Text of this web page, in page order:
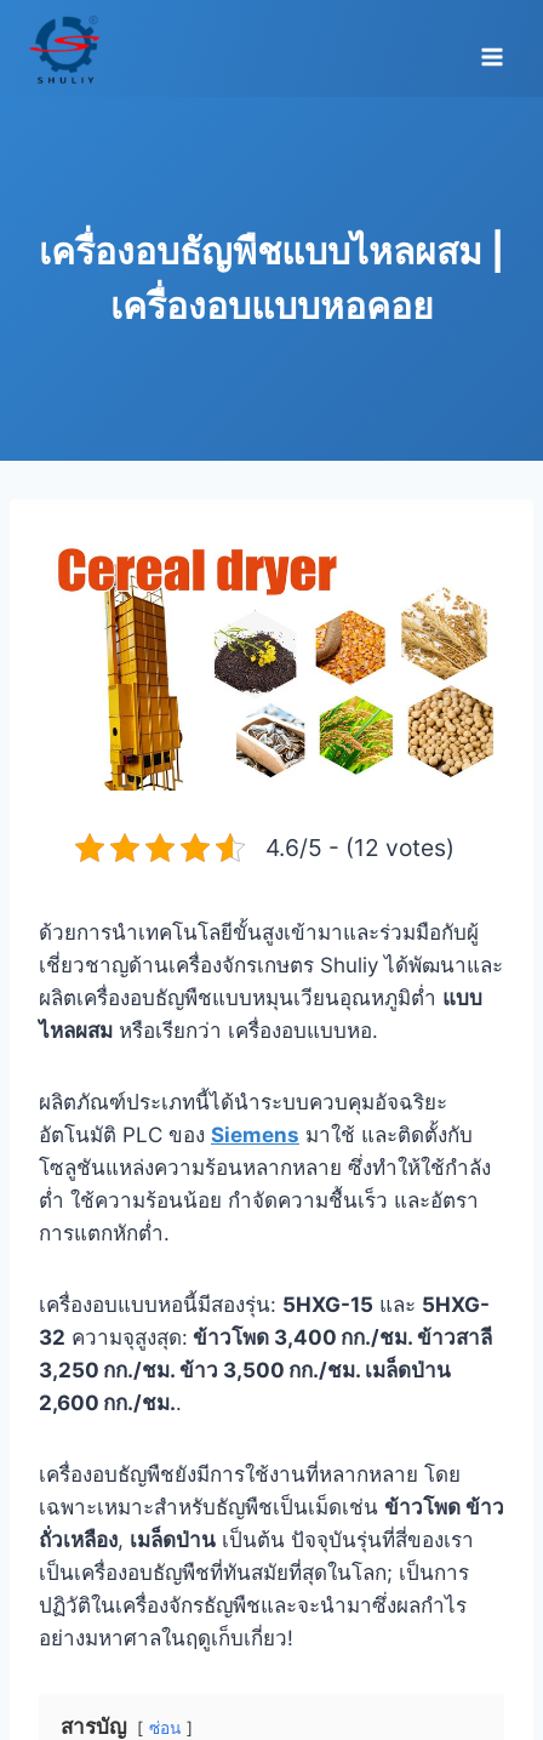
content
เครื่องอบธัญพืชแบบไหลผสม |
เครื่องอบแบบหอคอย
4.6/5 - (12 votes)
ด้วยการนำเทคโนโลยีขั้นสูงเข้ามาและร่วมมือกับผู้
เชี่ยวชาญด้านเครื่องจักรเกษตร Shuliy ได้พัฒนาและ
ผลิตเครื่องอบธัญพืชแบบหมุนเวียนอุณหภูมิต่ำ แบบ
ไหลผสม หรือเรียกว่า เครื่องอบแบบหอ.
ผลิตภัณฑ์ประเภทนี้ได้นำระบบควบคุมอัจฉริยะ
อัตโนมัติ PLC ของ Siemens มาใช้ และติดตั้งกับ
โซลูชันแหล่งความร้อนหลากหลาย ซึ่งทำให้ใช้กำลัง
ต่ำ ใช้ความร้อนน้อย กำจัดความชื้นเร็ว และอัตรา
การแตกหักต่ำ.
เครื่องอบแบบหอนี้มีสองรุ่น: 5HXG-15 และ 5HXG-
32 ความจุสูงสุด: ข้าวโพด 3,400 กก./ชม. ข้าวสาลี
3,250 กก./ชม. ข้าว 3,500 กก./ชม. เมล็ดป่าน
2,600 กก./ชม..
เครื่องอบธัญพืชยังมีการใช้งานที่หลากหลาย โดย
เฉพาะเหมาะสำหรับธัญพืชเป็นเม็ดเช่น ข้าวโพด ข้าว
ถั่วเหลือง, เมล็ดป่าน เป็นต้น ปัจจุบันรุ่นที่สี่ของเรา
เป็นเครื่องอบธัญพืชที่ทันสมัยที่สุดในโลก; เป็นการ
ปฏิวัติในเครื่องจักรธัญพืชและจะนำมาซึ่งผลกำไร
อย่างมหาศาลในฤดูเก็บเกี่ยว!
สารบัญ ซ่อน